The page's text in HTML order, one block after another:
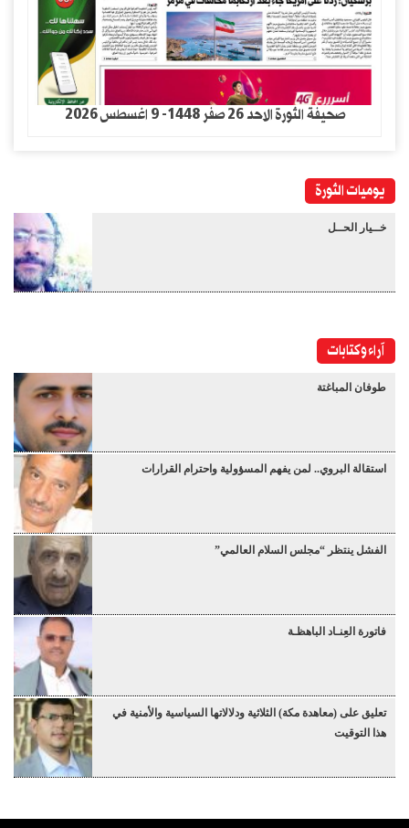
صحيفة الثورة الاحد 26 صفر 1448- 9 اغسطس 2026
يوميات الثورة
خــيار الحــل
آراء وكتابات
طوفان المباغتة
استقالة البروي.. لمن يفهم المسؤولية واحترام القرارات
الفشل ينتظر “مجلس السلام العالمي”
فاتورة العِنـاد الباهظـة
تعليق على (معاهدة مكة) الثلاثية ودلالاتها السياسية والأمنية في
هذا التوقيت